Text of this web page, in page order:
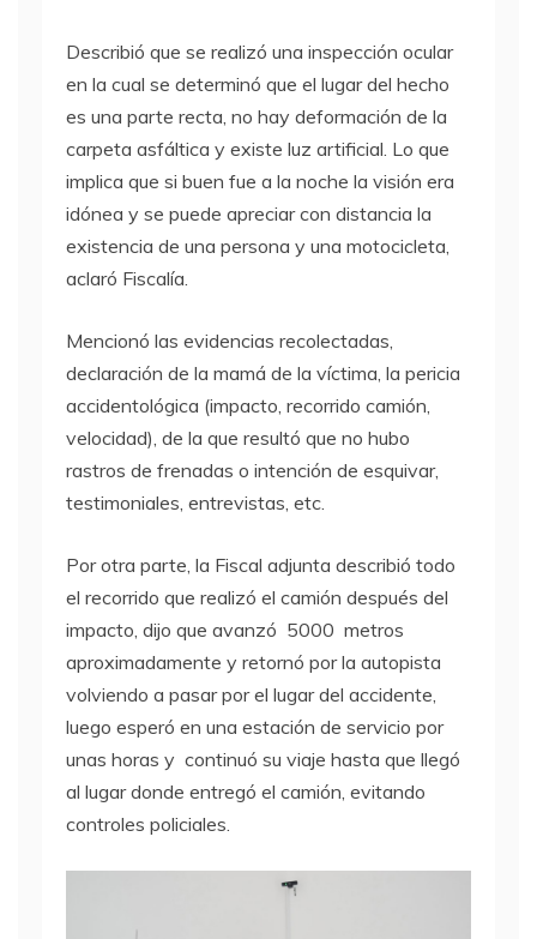
Describió que se realizó una inspección ocular
en la cual se determinó que el lugar del hecho
es una parte recta, no hay deformación de la
carpeta asfáltica y existe luz artificial. Lo que
implica que si buen fue a la noche la visión era
idónea y se puede apreciar con distancia la
existencia de una persona y una motocicleta,
aclaró Fiscalía.
Mencionó las evidencias recolectadas,
declaración de la mamá de la víctima, la pericia
accidentológica (impacto, recorrido camión,
velocidad), de la que resultó que no hubo
rastros de frenadas o intención de esquivar,
testimoniales, entrevistas, etc.
Por otra parte, la Fiscal adjunta describió todo
el recorrido que realizó el camión después del
impacto, dijo que avanzó 5000 metros
aproximadamente y retornó por la autopista
volviendo a pasar por el lugar del accidente,
luego esperó en una estación de servicio por
unas horas y continuó su viaje hasta que llegó
al lugar donde entregó el camión, evitando
controles policiales.